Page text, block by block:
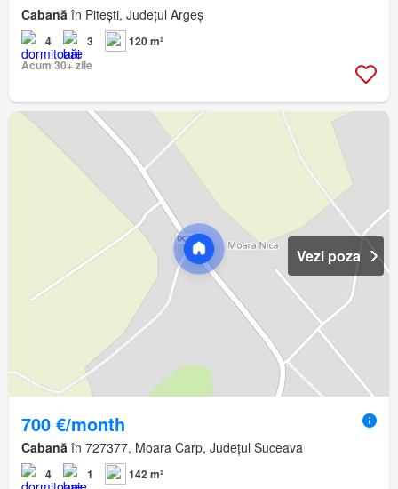
Cabană în Pitești, Județul Argeș
4 3
120 m²
Acum 30+ zile
Vezi poza
700 €/month
Cabană în 727377, Moara Carp, Județul Suceava
4 1
142 m²